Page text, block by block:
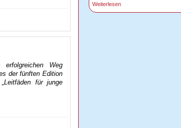
Weg
der fünften Edition
für junge
Weiterlesen